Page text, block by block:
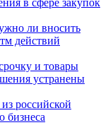
в сфере закупок
ли вносить
действий
и товары
устранены
российской
бизнеса